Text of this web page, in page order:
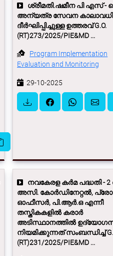
ശ്രീമതി.ഷമീന പി എസ് -
അന്യത്ര സേവന കാലാവധി
ദീർഘിപ്പിച്ചുള്ള ഉത്തരവ് G.O.
(RT)273/2025/PIE&MD ...
Program Implementation
Evaluation and Monitoring
29-10-2025
നവകേരള കർമ പദ്ധതി - 2
അസി. കോർഡിനേറ്റല്‍,
ഓഫീസർ, പി.ആർ.ഒ എന്നീ
തസ്തികകളില്‍ കരാർ
അടിസ്ഥാനത്തില്‍
നിയമിക്കുന്നത് സംബന്ധിച്ച്
(RT)231/2025/PIE&MD ...